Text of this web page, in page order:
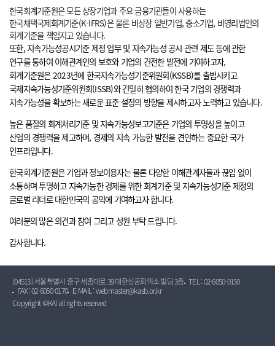
한국회계기준원은 모든 상장기업과 주요 금융기관들이 사용하는
한국채택국제회계기준(K-IFRS)은 물론 비상장 일반기업, 중소기업, 비영리법인의
회계기준을 책임지고 있습니다.
또한, 지속가능성공시기준 제정 업무 및 지속가능성 공시 관련 제도 등에 관한
연구를 통하여 이해관계인의 보호와 기업의 건전한 발전에 기여하고자,
회계기준원은 2023년에 한국지속가능성기준위원회(KSSB)를 출범시키고
국제지속가능성기준위원회(ISSB)와 긴밀히 협의하여 한국 기업의 경쟁력과
지속가능성을 확보하는 새로운 표준 설정의 방향을 제시하고자 노력하고 있습니다.
높은 품질의 회계처리기준 및 지속가능성보고기준은 기업의 투명성을 높이고
산업의 경쟁력을 제고하며, 경제의 지속 가능한 발전을 견인하는 중요한 국가
인프라입니다.
한국회계기준원은 기업과 정보이용자는 물론 다양한 이해관계자들과 끊임 없이
소통하며 투명하고 지속가능한 경제를 위한 회계기준 및 지속가능성기준 제정의
글로벌 리더로 대한민국의 공익에 기여하고자 합니다.
여러분의 많은 의견과 참여 그리고 성원 부탁 드립니다.
감사합니다.
[04513] 서울특별시 중구 세종대로 39 대한상공회의소 빌딩 3층 TEL : 02-6050-0150
FAX : 02-6050-0170
E-MAIL : webmaster@kasb.or.kr
Copyright ©KAI all rights reserved